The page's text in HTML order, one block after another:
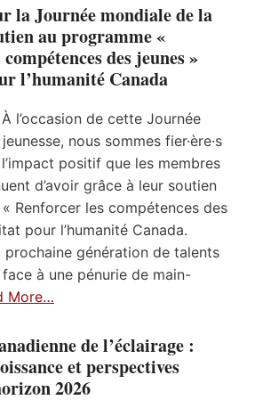
la Journée mondiale de la
au programme «
des jeunes »
l’humanité Canada
l’occasion de cette Journée
nous sommes fier·ère·s
positif que les membres
d’avoir grâce à leur soutien
Renforcer les compétences des
pour l’humanité Canada.
prochaine génération de talents
à une pénurie de main-
More…
de l’éclairage :
et perspectives
2026